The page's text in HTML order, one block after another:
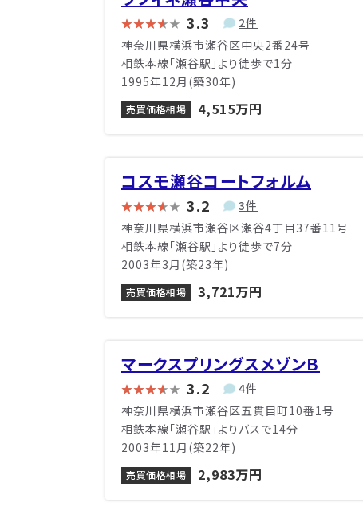
3.3
2件
神奈川県横浜市瀬谷区中央2番24号
相鉄本線「瀬谷駅」より徒歩で1分
1995年12月(築30年)
売買価格相場 4,515万円
コスモ瀬谷コートフォルム
3.2
3件
神奈川県横浜市瀬谷区瀬谷4丁目37番11号
相鉄本線「瀬谷駅」より徒歩で7分
2003年3月(築23年)
売買価格相場 3,721万円
マークスプリングスメゾンＢ
3.2
4件
神奈川県横浜市瀬谷区五貫目町10番1号
相鉄本線「瀬谷駅」よりバスで14分
2003年11月(築22年)
売買価格相場 2,983万円